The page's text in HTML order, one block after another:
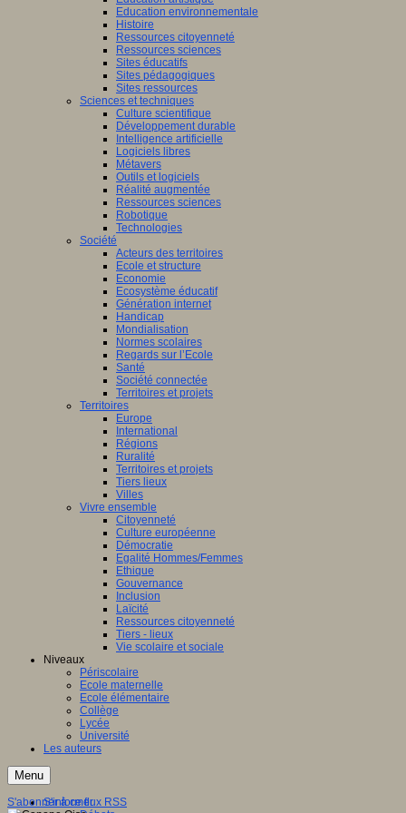
Education environnementale
Histoire
Ressources citoyenneté
Ressources sciences
Sites éducatifs
Sites pédagogiques
Sites ressources
Sciences et techniques
Culture scientifique
Développement durable
Intelligence artificielle
Logiciels libres
Métavers
Outils et logiciels
Réalité augmentée
Ressources sciences
Robotique
Technologies
Société
Acteurs des territoires
Ecole et structure
Economie
Ecosystème éducatif
Génération internet
Handicap
Mondialisation
Normes scolaires
Regards sur l’Ecole
Santé
Société connectée
Territoires et projets
Territoires
Europe
International
Régions
Ruralité
Territoires et projets
Tiers lieux
Villes
Vivre ensemble
Citoyenneté
Culture européenne
Démocratie
Egalité Hommes/Femmes
Ethique
Gouvernance
Inclusion
Laïcité
Ressources citoyenneté
Tiers - lieux
Vie scolaire et sociale
Niveaux
Périscolaire
Ecole maternelle
Ecole élémentaire
Collège
Lycée
Université
Les auteurs
Menu
S'informer
S'abonner à ce flux RSS